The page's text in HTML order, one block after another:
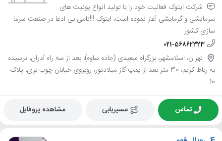
شرکت ایتوک فعالیت خود را با تولید انواع یونیت های
سرمایشی و گرمایشی آغاز نموده است، ایتوک !!!نامی بی ادعا در صنعت سرما
سازی کشور
021-56862323
تهران، اسلامشهر، بزرگراه سعیدی (جاده ساوه)، بعد از سه راه آدران، نرسیده
به رباط کریم، 30 متر بعد از پمپ گاز میلادنور، روبروی خیابان چوب بری، پلاک
10
تماس مسیریابی مشاهده پروفایل